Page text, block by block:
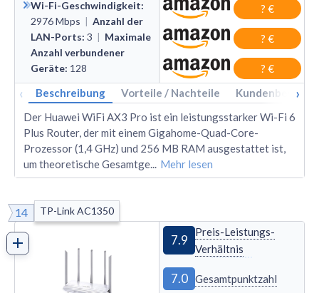
Wi-Fi-Geschwindigkeit:
2976Mbps | Anzahl der
LAN-Ports: 3 | Maximale
Anzahl verbundener
Geräte: 128
? €
? €
? €
‹ Beschreibung Vorteile / Nachteile ›
Der Huawei WiFi AX3 Pro ist ein leistungsstarker Wi-Fi 6
Plus Router, der mit einem Gigahome-Quad-Core-
Prozessor (1,4 GHz) und 256 MB RAM ausgestattet ist,
um theoretische Gesamtge... Mehr lesen
14 TP-Link AC1350
7.9
Preis-Leistungs-
Verhältnis
7.0 Gesamtpunktzahl